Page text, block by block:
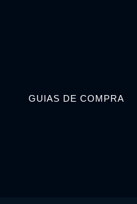
GUIAS DE COMPRA